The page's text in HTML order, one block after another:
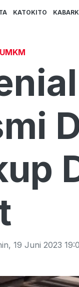
KATOKITO
, 19 Juni 2023